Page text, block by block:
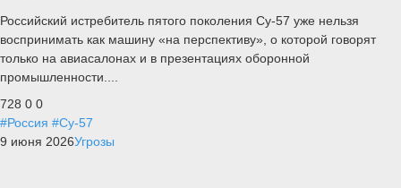
Российский истребитель пятого поколения Су-57 уже нельзя
воспринимать как машину «на перспективу», о которой говорят
только на авиасалонах и в презентациях оборонной
промышленности....
728 0 0
#Россия #Су-57
9 июня 2026Угрозы